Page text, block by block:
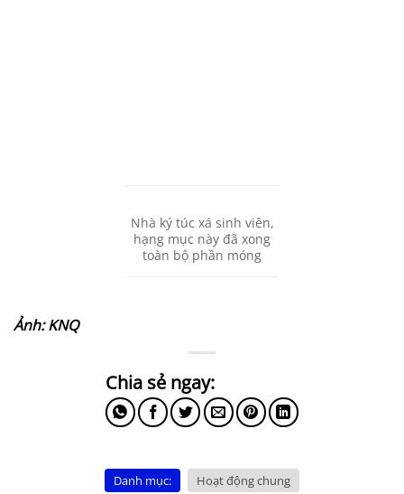
Nhà ký túc xá sinh viên,
hạng mục này đã xong
toàn bộ phần móng
Ảnh: KNQ
Danh mục: Hoạt động chung